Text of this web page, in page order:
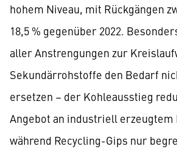
hohem Niveau, mit Rückgängen
18,5 % gegenüber 2022.
aller Anstrengungen zur
Sekundärrohstoffe den Bedarf
ersetzen – der Kohleausstieg
Angebot an industriell erzeugtem
während Recycling-Gips nur